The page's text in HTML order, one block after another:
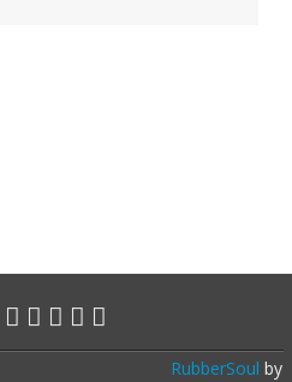
RubberSoul by